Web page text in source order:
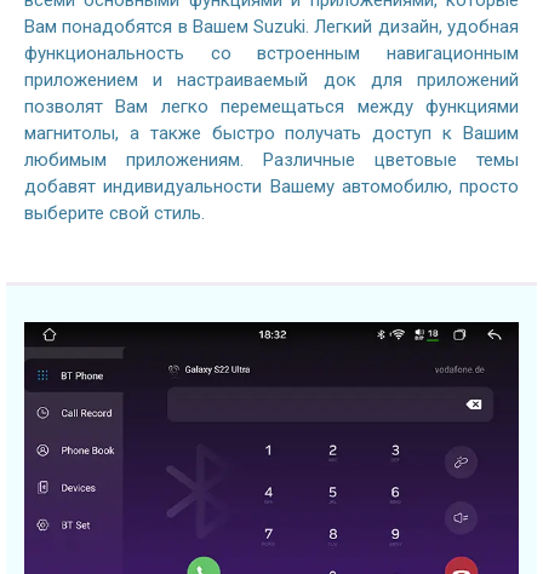
Вам понадобятся в Вашем Suzuki. Легкий дизайн, удобная
функциональность со встроенным навигационным
приложением и настраиваемый док для приложений
позволят Вам легко перемещаться между функциями
магнитолы, а также быстро получать доступ к Вашим
любимым приложениям. Различные цветовые темы
добавят индивидуальности Вашему автомобилю, просто
выберите свой стиль.